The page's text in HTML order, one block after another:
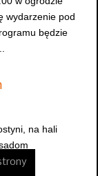
wydarzenie pod
będzie
na hali
w nim